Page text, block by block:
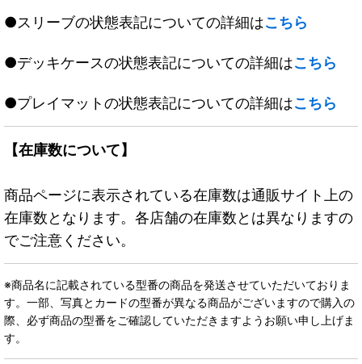
●スリーブの状態表記についての詳細はこちら
●デッキケースの状態表記についての詳細はこちら
●プレイマットの状態表記についての詳細はこちら
【在庫数について】
商品ページに表示されている在庫数は通販サイト上の
在庫数となります。各店舗の在庫数とは異なりますの
でご注意ください。
※商品名に記載されている型番の商品を発送させていただいておりま
す。一部、写真とカードの型番が異なる商品がございますので購入の
際、必ず商品の型番をご確認していただきますようお願い申し上げま
す。